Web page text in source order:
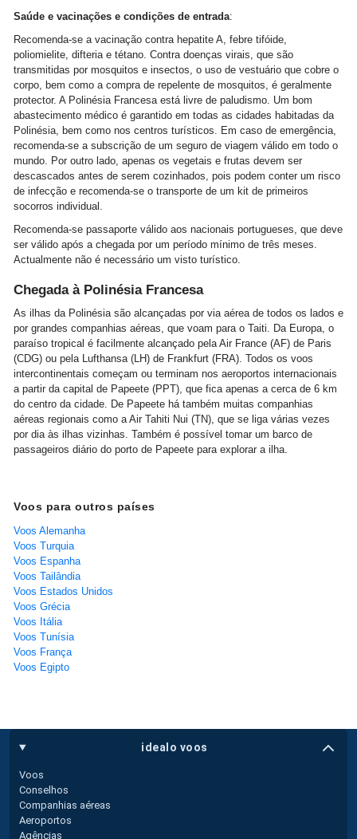
Saúde e vacinações e condições de entrada:
Recomenda-se a vacinação contra hepatite A, febre tifóide,
poliomielite, difteria e tétano. Contra doenças virais, que são
transmitidas por mosquitos e insectos, o uso de vestuário que cobre o
corpo, bem como a compra de repelente de mosquitos, é geralmente
protector. A Polinésia Francesa está livre de paludismo. Um bom
abastecimento médico é garantido em todas as cidades habitadas da
Polinésia, bem como nos centros turísticos. Em caso de emergência,
recomenda-se a subscrição de um seguro de viagem válido em todo o
mundo. Por outro lado, apenas os vegetais e frutas devem ser
descascados antes de serem cozinhados, pois podem conter um risco
de infecção e recomenda-se o transporte de um kit de primeiros
socorros individual.
Recomenda-se passaporte válido aos nacionais portugueses, que deve
ser válido após a chegada por um período mínimo de três meses.
Actualmente não é necessário um visto turístico.
Chegada à Polinésia Francesa
As ilhas da Polinésia são alcançadas por via aérea de todos os lados e
por grandes companhias aéreas, que voam para o Taiti. Da Europa, o
paraíso tropical é facilmente alcançado pela Air France (AF) de Paris
(CDG) ou pela Lufthansa (LH) de Frankfurt (FRA). Todos os voos
intercontinentais começam ou terminam nos aeroportos internacionais
a partir da capital de Papeete (PPT), que fica apenas a cerca de 6 km
do centro da cidade. De Papeete há também muitas companhias
aéreas regionais como a Air Tahiti Nui (TN), que se liga várias vezes
por dia às ilhas vizinhas. Também é possível tomar um barco de
passageiros diário do porto de Papeete para explorar a ilha.
Voos para outros países
Voos Alemanha
Voos Turquia
Voos Espanha
Voos Tailândia
Voos Estados Unidos
Voos Grécia
Voos Itália
Voos Tunísia
Voos França
Voos Egipto
idealo voos
Voos
Conselhos
Companhias aéreas
Aeroportos
Agências